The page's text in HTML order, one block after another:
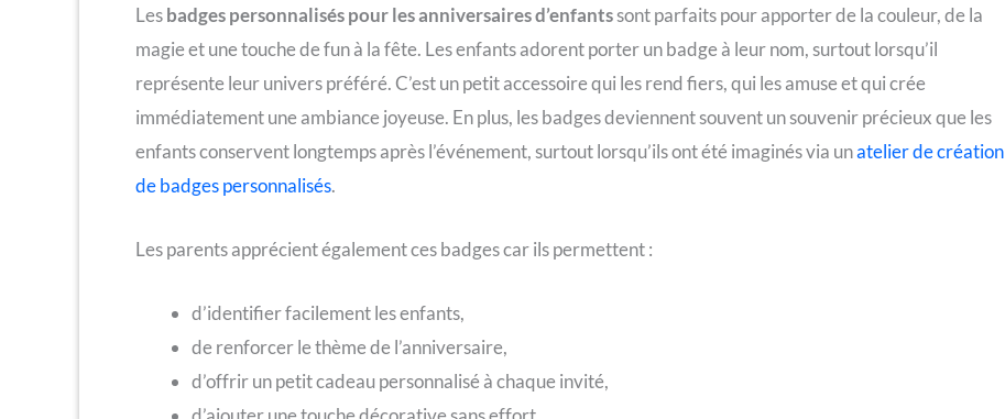
Lesbadges personnalisés pour les anniversaires d’enfantssont parfaits pour apporter de la couleur, de la
magie et une touche de fun à la fête. Les enfants adorent porter un badge à leur nom, surtout lorsqu’il
représente leur univers préféré. C’est un petit accessoire qui les rend fiers, qui les amuse et qui crée
immédiatement une ambiance joyeuse. En plus, les badges deviennent souvent un souvenir précieux que les
enfants conservent longtemps après l’événement, surtout lorsqu’ils ont été imaginés via unatelier de création
de badges personnalisés.
Les parents apprécient également ces badges car ils permettent :
d’identifier facilement les enfants,
de renforcer le thème de l’anniversaire,
d’offrir un petit cadeau personnalisé à chaque invité,